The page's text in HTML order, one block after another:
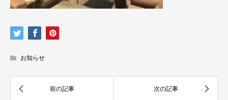
お知らせ